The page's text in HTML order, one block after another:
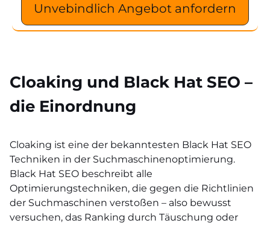
Unvebindlich Angebot anfordern
Cloaking und Black Hat SEO –
die Einordnung
Cloaking ist eine der bekanntesten Black Hat SEO
Techniken in der Suchmaschinenoptimierung.
Black Hat SEO beschreibt alle
Optimierungstechniken, die gegen die Richtlinien
der Suchmaschinen verstoßen – also bewusst
versuchen, das Ranking durch Täuschung oder